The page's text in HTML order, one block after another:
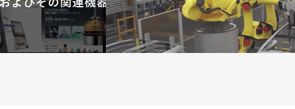
ロボットシステムインテグレータ協会
認識の特設展示が盛況／日本ロボットシステムインテグレータ協